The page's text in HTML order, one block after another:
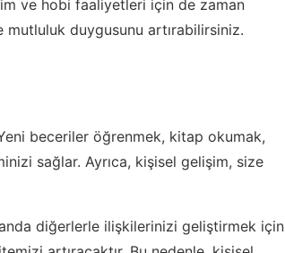
ve hobi faaliyetleri için de zaman
mutluluk duygusunu artırabilirsiniz.
beceriler öğrenmek, kitap okumak,
sağlar. Ayrıca, kişisel gelişim, size
diğerlerle ilişkilerinizi geliştirmek için